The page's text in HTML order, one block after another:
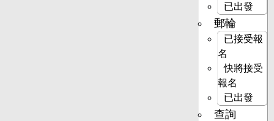
已出發
郵輪
已接受報
名
快將接受
報名
已出發
查詢